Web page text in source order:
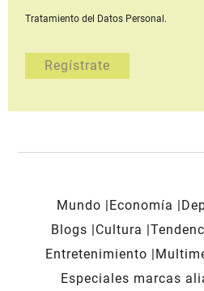
Tratamiento del Datos Personal.
Mundo Economía
Blogs
Cultura
Entretenimiento
Especiales marcas